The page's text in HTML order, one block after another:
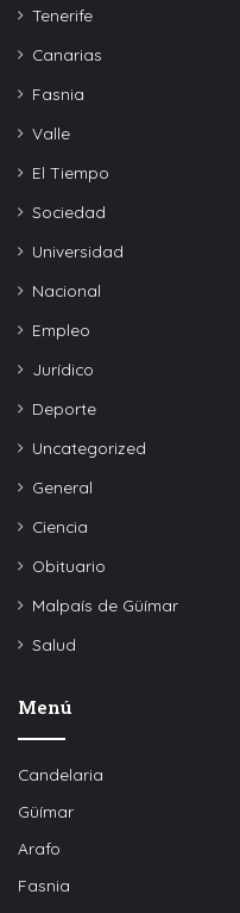
Tenerife
Canarias
Fasnia
Valle
El Tiempo
Sociedad
Universidad
Nacional
Empleo
Jurídico
Deporte
Uncategorized
General
Ciencia
Obituario
Malpaís de Güímar
Salud
Menú
Candelaria
Güímar
Arafo
Fasnia